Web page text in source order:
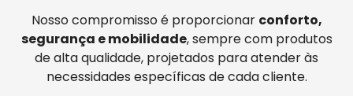
Nosso compromisso é proporcionar conforto,
segurança e mobilidade, sempre com produtos
de alta qualidade, projetados para atender às
necessidades específicas de cada cliente.